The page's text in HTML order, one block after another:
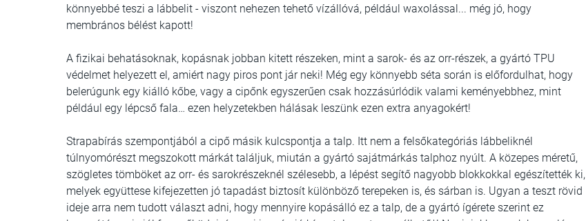
könnyebbé teszi a lábbelit - viszont nehezen tehető vízállóvá, például waxolással... még jó, hogy
membrános bélést kapott!
A fizikai behatásoknak, kopásnak jobban kitett részeken, mint a sarok- és az orr-részek, a gyártó TPU
védelmet helyezett el, amiért nagy piros pont jár neki! Még egy könnyebb séta során is előfordulhat, hogy
belerúgunk egy kiálló kőbe, vagy a cipőnk egyszerűen csak hozzásúrlódik valami keményebbhez, mint
például egy lépcső fala… ezen helyzetekben hálásak leszünk ezen extra anyagokért!
Strapabírás szempontjából a cipő másik kulcspontja a talp. Itt nem a felsőkategóriás lábbeliknél
túlnyomórészt megszokott márkát találjuk, miután a gyártó sajátmárkás talphoz nyúlt. A közepes méretű,
szögletes tömböket az orr- és sarokrészeknél szélesebb, a lépést segítő nagyobb blokkokkal egészítették ki,
melyek együttese kifejezetten jó tapadást biztosít különböző terepeken is, és sárban is. Ugyan a teszt rövid
ideje arra nem tudott választ adni, hogy mennyire kopásálló ez a talp, de a gyártó ígérete szerint ez